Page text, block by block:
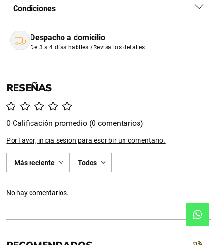
Condiciones
Despacho a domicilio
De 3 a 4 días habiles | Revisa los detalles
0 Calificación promedio (0 comentarios)
Por favor, inicia sesión para escribir un comentario.
Más reciente Todos
No hay comentarios.